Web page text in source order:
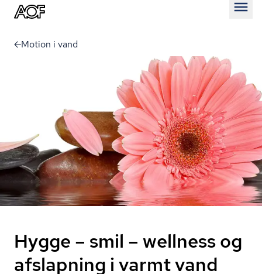
Motion i vand
Hygge – smil – wellness og
afslapning i varmt vand